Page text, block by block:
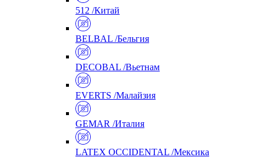
512 /Китай
BELBAL /Бельгия
DECOBAL /Вьетнам
EVERTS /Малайзия
GEMAR /Италия
LATEX OCCIDENTAL /Мексика